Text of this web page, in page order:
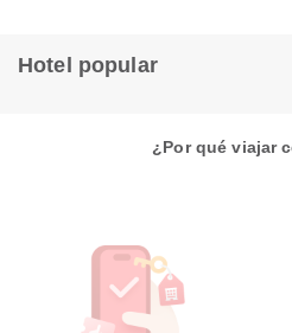
Hotel popular
¿Por qué viajar